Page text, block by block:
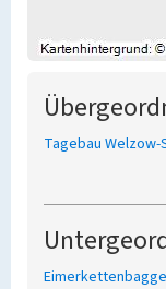
Tagebau Welzow-